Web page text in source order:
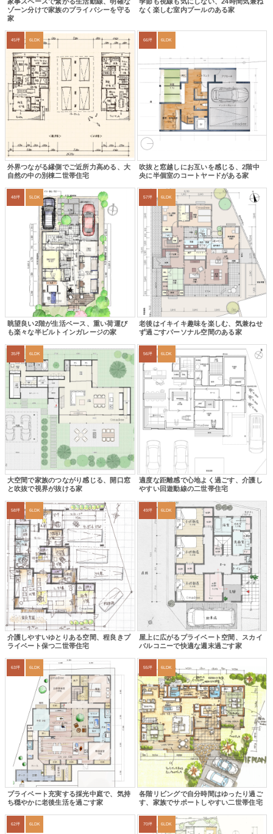
ゾーン分けで家族のプライバシーを守る
家
なく楽しむ室内プールのある家
45坪 6LDK
外界つながる縁側でご近所力高める、大
自然の中の別棟二世帯住宅
66坪 6LDK
吹抜と窓越しにお互いを感じる、2階中
央に半個室のコートヤードがある家
48坪 5LDK
眺望良い2階が生活ベース、重い荷運び
も楽々な半ビルトインガレージの家
57坪 6LDK
老後はイキイキ趣味を楽しむ、気兼ねせ
ず過ごすパーソナル空間のある家
35坪 6LDK
大空間で家族のつながり感じる、開口窓
と吹抜で視界が抜ける家
56坪 6LDK
適度な距離感で心地よく過ごす、介護し
やすい回遊動線の二世帯住宅
58坪 6LDK
介護しやすいゆとりある空間、程良きプ
ライベート保つ二世帯住宅
49坪 6LDK
屋上に広がるプライベート空間、スカイ
バルコニーで快適な週末過ごす家
63坪 6LDK
プライベート充実する採光中庭で、気持
ち穏やかに老後生活を過ごす家
55坪 6LDK
各階リビングで自分時間はゆったり過ご
す、家族でサポートしやすい二世帯住宅
62坪 6LDK 70坪 6LDK